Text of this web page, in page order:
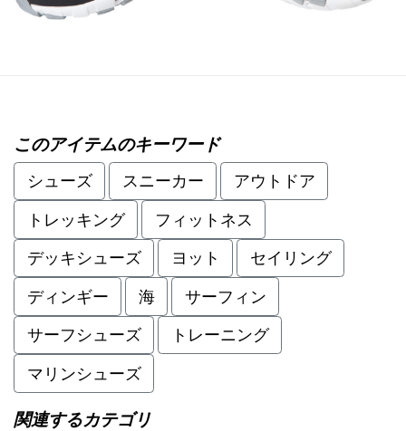
このアイテムのキーワード
シューズ
スニーカー
アウトドア
トレッキング
フィットネス
デッキシューズ
ヨット
セイリング
ディンギー
海
サーフィン
サーフシューズ
トレーニング
マリンシューズ
関連するカテゴリ